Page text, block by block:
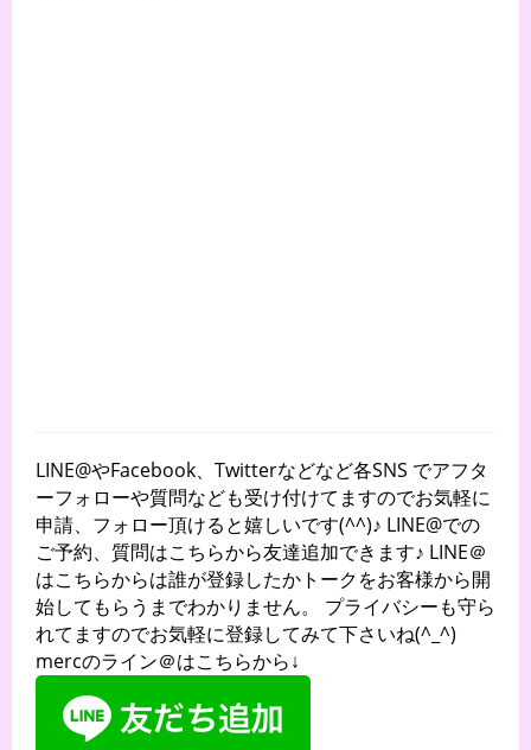
LINE@やFacebook、Twitterなどなど各SNS でアフタ
ーフォローや質問なども受け付けてますのでお気軽に
申請、フォロー頂けると嬉しいです(^^)♪ LINE@での
ご予約、質問はこちらから友達追加できます♪ LINE＠
はこちらからは誰が登録したかトークをお客様から開
始してもらうまでわかりません。 プライバシーも守ら
れてますのでお気軽に登録してみて下さいね(^_^)
mercのライン＠はこちらから↓